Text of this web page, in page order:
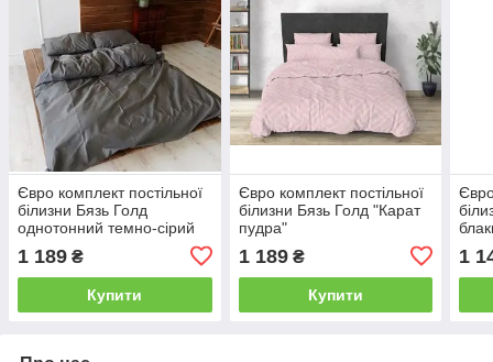
Євро комплект постільної
білизни Бязь Голд
однотонний темно-сірий
1 189 ₴
Купити
Євро комплект постільної
білизни Бязь Голд "Карат
пудра"
1 189₴
Купити
1